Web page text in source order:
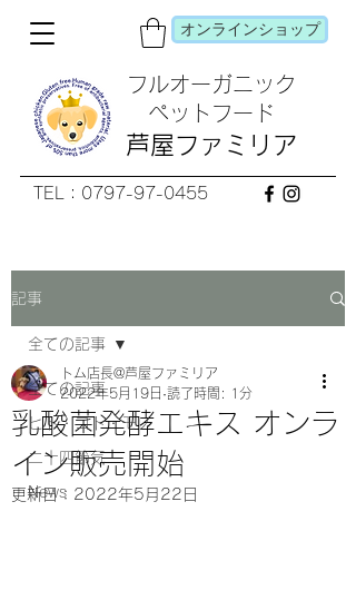
フルオーガニック
​ペットフード
芦屋ファミリア
TEL：0797-97-0455
オンラインショップ
記事
全ての記事
ヒト・コト・モノ
二十四節気
News
全ての記事
乳酸菌発酵エキス オンラ
イン販売開始
トム店長@芦屋ファミリア
2022年5月19日 読了時間: 1分
更新日： 2022年5月22日